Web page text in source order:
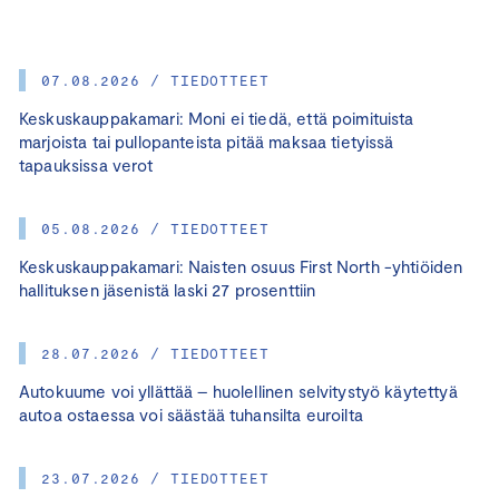
07.08.2026 / TIEDOTTEET
Keskuskauppakamari: Moni ei tiedä, että poimituista
marjoista tai pullopanteista pitää maksaa tietyissä
tapauksissa verot
05.08.2026 / TIEDOTTEET
Keskuskauppakamari: Naisten osuus First North -yhtiöiden
hallituksen jäsenistä laski 27 prosenttiin
28.07.2026 / TIEDOTTEET
Autokuume voi yllättää – huolellinen selvitystyö käytettyä
autoa ostaessa voi säästää tuhansilta euroilta
23.07.2026 / TIEDOTTEET